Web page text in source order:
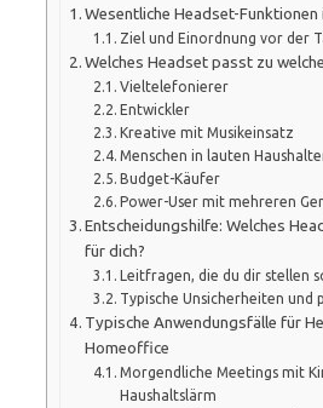
Wesentliche Headset-Funktionen
Ziel und Einordnung vor der
Welches Headset passt zu
Vieltelefonierer
Entwickler
Kreative mit Musikeinsatz
Menschen in lauten
Budget-Käufer
Power-User mit mehreren
Entscheidungshilfe: Welches
für dich?
Leitfragen, die du dir stellen
Typische Unsicherheiten und
Typische Anwendungsfälle für
Homeoffice
Morgendliche Meetings mit
Haushaltslärm